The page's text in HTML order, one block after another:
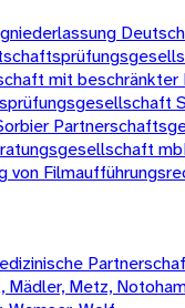
mit
von
Metz,